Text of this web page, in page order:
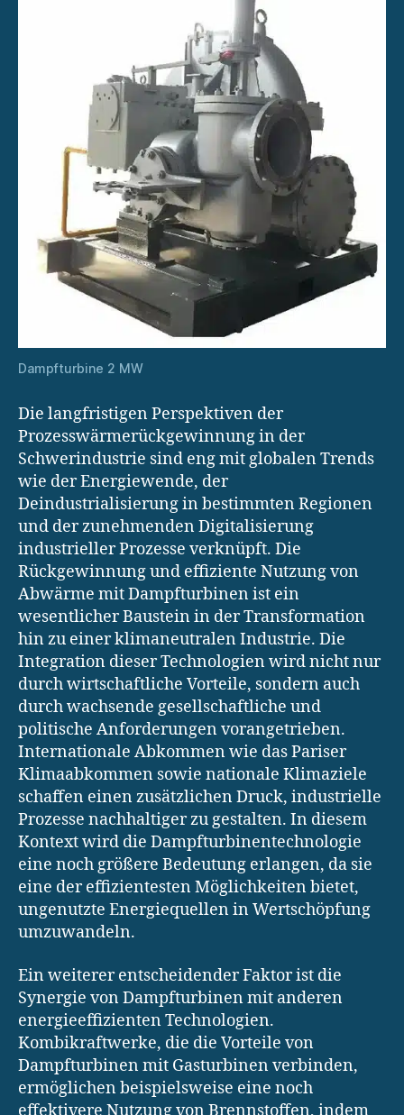
Dampfturbine 2 MW
Die langfristigen Perspektiven der
Prozesswärmerückgewinnung in der
Schwerindustrie sind eng mit globalen Trends
wie der Energiewende, der
Deindustrialisierung in bestimmten Regionen
und der zunehmenden Digitalisierung
industrieller Prozesse verknüpft. Die
Rückgewinnung und effiziente Nutzung von
Abwärme mit Dampfturbinen ist ein
wesentlicher Baustein in der Transformation
hin zu einer klimaneutralen Industrie. Die
Integration dieser Technologien wird nicht nur
durch wirtschaftliche Vorteile, sondern auch
durch wachsende gesellschaftliche und
politische Anforderungen vorangetrieben.
Internationale Abkommen wie das Pariser
Klimaabkommen sowie nationale Klimaziele
schaffen einen zusätzlichen Druck, industrielle
Prozesse nachhaltiger zu gestalten. In diesem
Kontext wird die Dampfturbinentechnologie
eine noch größere Bedeutung erlangen, da sie
eine der effizientesten Möglichkeiten bietet,
ungenutzte Energiequellen in Wertschöpfung
umzuwandeln.
Ein weiterer entscheidender Faktor ist die
Synergie von Dampfturbinen mit anderen
energieeffizienten Technologien.
Kombikraftwerke, die die Vorteile von
Dampfturbinen mit Gasturbinen verbinden,
ermöglichen beispielsweise eine noch
effektivere Nutzung von Brennstoffen, indem